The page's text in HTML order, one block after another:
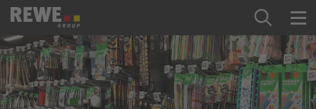
Zum Inhalt springen
Startseite